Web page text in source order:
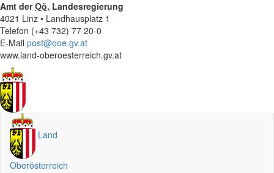
Amt derOö. Landesregierung
4021 Linz • Landhausplatz 1
Telefon (+43 732) 77 20-0
E-Mail post@ooe.gv.at
www.land-oberoesterreich.gv.at
Land
Oberösterreich